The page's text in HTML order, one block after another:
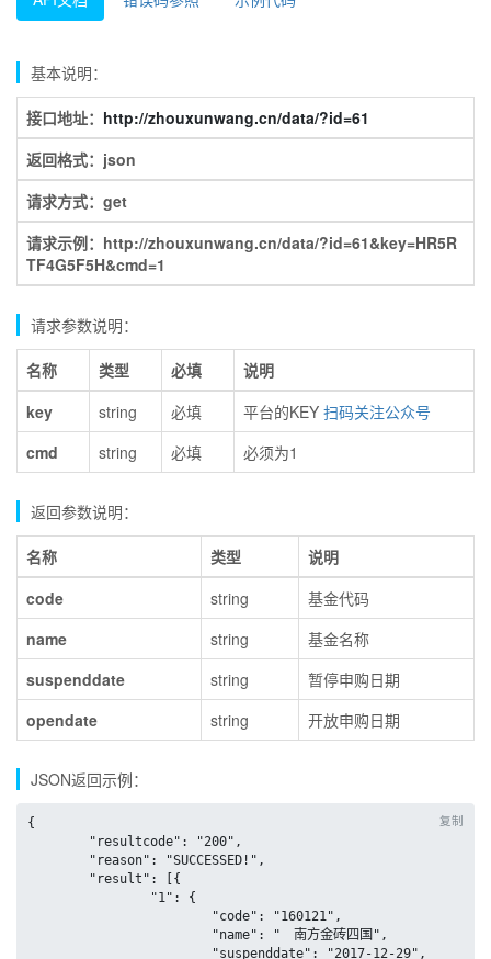
基本说明：
接口地址： http://zhouxunwang.cn/data/?id=61
返回格式：json
请求方式：get
请求示例：http://zhouxunwang.cn/data/?id=61&key=HR5R
TF4G5F5H&cmd=1
请求参数说明：
名称 类型 必填
说明
key
string 必填 平台的KEY 扫码关注公众号
cmd
string 必填 必须为1
返回参数说明：
名称 类型
说明
code
string
基金代码
name
string
基金名称
suspenddate
string
暂停申购日期
opendate
string 开放申购日期
JSON返回示例：
复制
{